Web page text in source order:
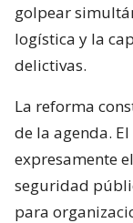
golpear
logística y la
delictivas.
La reforma
de la agenda.
expresamente
seguridad
para